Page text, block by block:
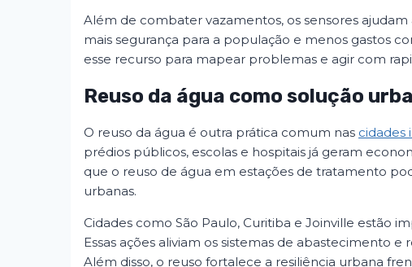
Além de combater vazamentos, os sensores
mais segurança para a população e menos gastos
esse recurso para mapear problemas e agir com
Reuso da água como solução
O reuso da água é outra prática comum nas cidades
prédios públicos, escolas e hospitais já geram
que o reuso de água em estações de tratamento
urbanas.
Cidades como São Paulo, Curitiba e Joinville estão
Essas ações aliviam os sistemas de abastecimento
Além disso, o reuso fortalece a resiliência urbana